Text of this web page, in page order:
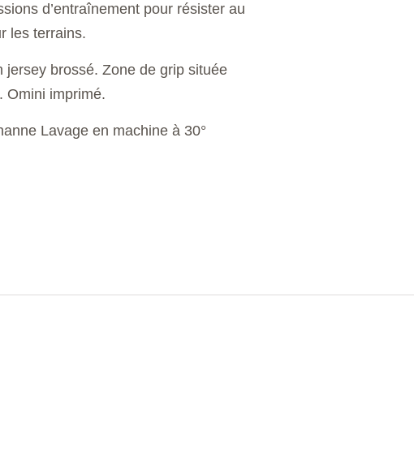
d’entraînement pour résister au
les terrains.
jersey brossé. Zone de grip située
Omini imprimé.
Lavage en machine à 30°